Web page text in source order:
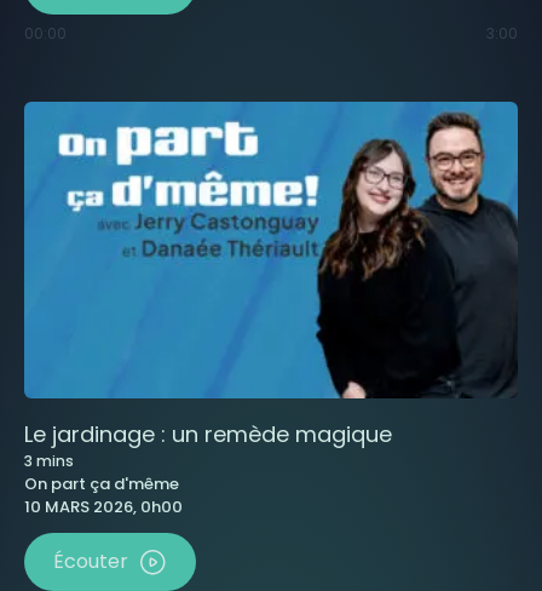
00:00 3:00
Le jardinage : un remède magique
3 mins
On part ça d'même
10 MARS 2026, 0h00
Écouter